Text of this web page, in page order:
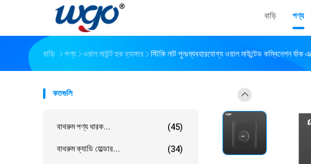
বাড়ি পণ্য
বাড়ি পণ্য ওয়াল মাউন্ট হুক হ্যাঙ্গার স্টিকি নাট পুনঃব্যবহারযোগ্য ওয়াল মাউন্টেড কম্বিনেশন র্যাক
কতগুলি
বাথরুম পণ্য ধারক... (45)
বাথরুম ক্যাডি হোল্ডার... (34)